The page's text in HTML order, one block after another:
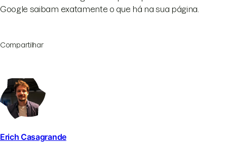
Google saibam exatamente o que há na sua página.
Compartilhar
Erich Casagrande